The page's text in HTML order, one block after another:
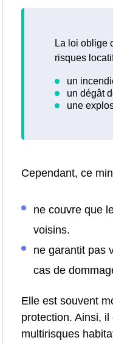
La loi oblige
risques
Cependant, ce
ne couvre que
voisins.
ne garantit pas
cas de
Elle est souvent
protection. Ainsi,
multirisques